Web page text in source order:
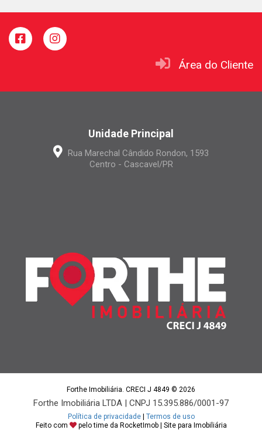
Área do Cliente
Unidade Principal
Rua Marechal Cândido Rondon, 1593
Centro - Cascavel/PR
Forthe Imobiliária. CRECI J 4849 © 2026
Forthe Imobiliária LTDA | CNPJ 15.395.886/0001-97
Política de privacidade| Termos de uso
Feito com
pelo time da RocketImob | Site para Imobiliária